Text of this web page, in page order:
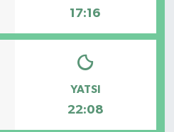
17:16
YATSI
22:08